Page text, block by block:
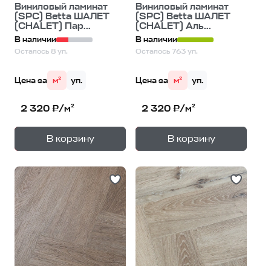
Виниловый ламинат
(SPC) Betta ШАЛЕТ
(CHALET) Пар...
В наличии
Осталось 8 уп.
Цена за м² уп.
2 320 ₽/м²
В корзину
— 1уп.
Виниловый ламинат
(SPC) Betta ШАЛЕТ
(CHALET) Аль...
В наличии
Осталось 763 уп.
Цена за м² уп.
2 320 ₽/м²
В корзину
— 1уп.